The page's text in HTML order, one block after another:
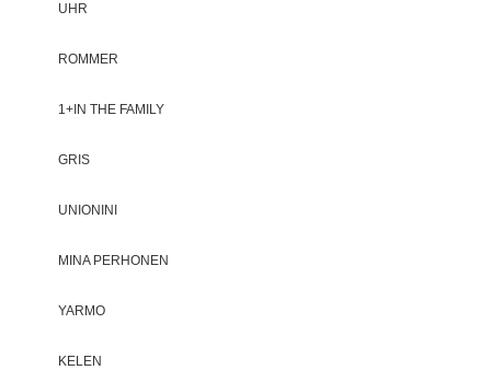
UHR
ROMMER
1+IN THE FAMILY
GRIS
UNIONINI
MINA PERHONEN
YARMO
KELEN